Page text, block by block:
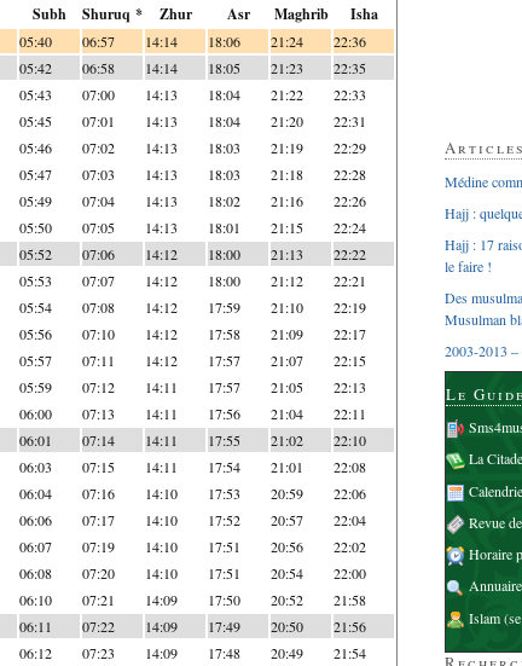
Subh Shuruq * Zhur Asr Maghrib Isha
05:40 06:57 14:14 18:06 21:24 22:36
05:42 06:58 14:14 18:05 21:23 22:35
05:43 07:00 14:13 18:04 21:22 22:33
05:45 07:01 14:13 18:04 21:20 22:31
05:46 07:02 14:13 18:03 21:19 22:29
05:47 07:03 14:13 18:03 21:18 22:28
05:49 07:04 14:13 18:02 21:16 22:26
05:50 07:05 14:13 18:01 21:15 22:24
05:52 07:06 14:12 18:00 21:13 22:22
05:53 07:07 14:12 18:00 21:12 22:21
05:54 07:08 14:12 17:59 21:10 22:19
05:56 07:10 14:12 17:58 21:09 22:17
05:57 07:11 14:12 17:57 21:07 22:15
05:59 07:12 14:11 17:57 21:05 22:13
06:00 07:13 14:11 17:56 21:04 22:11
06:01 07:14 14:11 17:55 21:02 22:10
06:03 07:15 14:11 17:54 21:01 22:08
06:04 07:16 14:10 17:53 20:59 22:06
06:06 07:17 14:10 17:52 20:57 22:04
06:07 07:19 14:10 17:51 20:56 22:02
06:08 07:20 14:10 17:51 20:54 22:00
06:10 07:21 14:09 17:50 20:52 21:58
06:11 07:22 14:09 17:49 20:50 21:56
06:12 07:23 14:09 17:48 20:49 21:54
Médine
Hajj :
Hajj : 17
le faire !
Des
Musulman
2003-2013 –
Le
La
Revue
Horaire
Islam